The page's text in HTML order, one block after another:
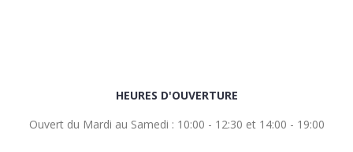
HEURES D'OUVERTURE
Ouvert du Mardi au Samedi : 10:00 - 12:30 et 14:00 - 19:00